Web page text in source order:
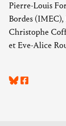
Pierre-Louis
Bordes
Christophe
et Eve-Alice